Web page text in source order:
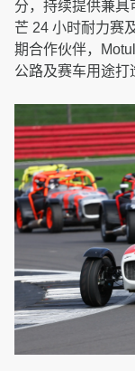
分，持续提供兼具
芒 24 小时耐力赛
期合作伙伴，
公路及赛车用途打